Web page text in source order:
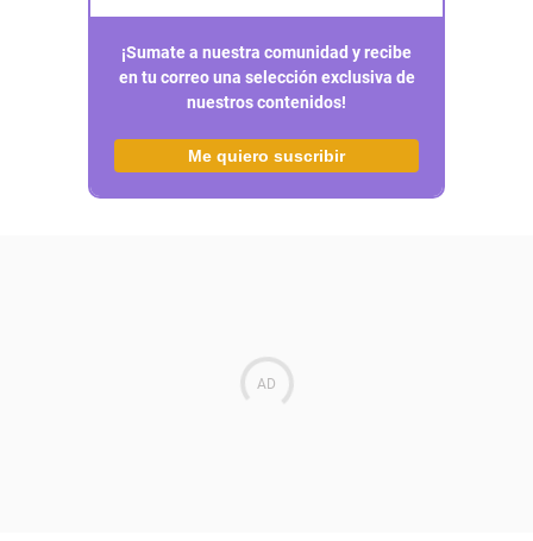
¡Sumate a nuestra comunidad y recibe
en tu correo una selección exclusiva de
nuestros contenidos!
Me quiero suscribir